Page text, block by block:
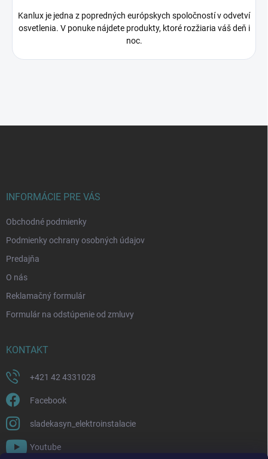
Kanlux je jedna z popredných európskych spoločností v odvetví
osvetlenia. V ponuke nájdete produkty, ktoré rozžiaria váš deň i
noc.
INFORMÁCIE PRE VÁS
Obchodné podmienky
Podmienky ochrany osobných údajov
Predajňa
O nás
Reklamačný formulár
Formulár na odstúpenie od zmluvy
KONTAKT
+421 42 4331028
Facebook
sladekasyn_elektroinstalacie
Youtube